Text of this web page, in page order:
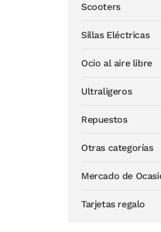
Scooters
Sillas Eléctricas
Ocio al aire libre
Ultraligeros
Repuestos
Otras categorías
Mercado de
Tarjetas regalo